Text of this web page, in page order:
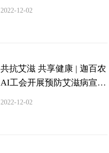
2022-12-02
共抗艾滋 共享健康 | 迦百农
AI工会开展预防艾滋病宣传
2022-12-02